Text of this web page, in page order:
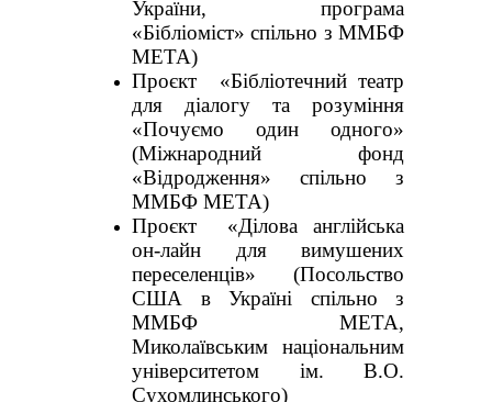
України, програма
«Бібліоміст» спільно з ММБФ
МЕТА)
Проєкт «Бібліотечний театр
для діалогу та розуміння
«Почуємо один одного»
(Міжнародний фонд
«Відродження» спільно з
ММБФ МЕТА)
Проєкт «Ділова англійська
он-лайн для вимушених
переселенців» (Посольство
США в Україні спільно з
ММБФ МЕТА,
Миколаївським національним
університетом ім. В.О.
Сухомлинського)